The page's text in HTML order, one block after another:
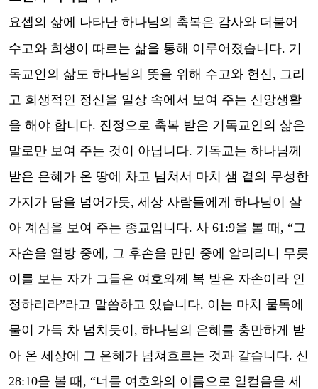
요셉의 삶에 나타난 하나님의 축복은 감사와 더불어
수고와 희생이 따르는 삶을 통해 이루어졌습니다. 기
독교인의 삶도 하나님의 뜻을 위해 수고와 헌신, 그리
고 희생적인 정신을 일상 속에서 보여 주는 신앙생활
을 해야 합니다. 진정으로 축복 받은 기독교인의 삶은
말로만 보여 주는 것이 아닙니다. 기독교는 하나님께
받은 은혜가 온 땅에 차고 넘쳐서 마치 샘 곁의 무성한
가지가 담을 넘어가듯, 세상 사람들에게 하나님이 살
아 계심을 보여 주는 종교입니다. 사 61:9을 볼 때 , “그
자손을 열방 중에 , 그 후손을 만민 중에 알리리니 무릇
이를 보는 자가 그들은 여호와께 복 받은 자손이라 인
정하리라”라고 말씀하고 있습니다. 이는 마치 물독에
물이 가득 차 넘치듯이 , 하나님의 은혜를 충만하게 받
아 온 세상에 그 은혜가 넘쳐흐르는 것과 같습니다. 신
28:10을 볼 때 , “너를 여호와의 이름으로 일컬음을 세